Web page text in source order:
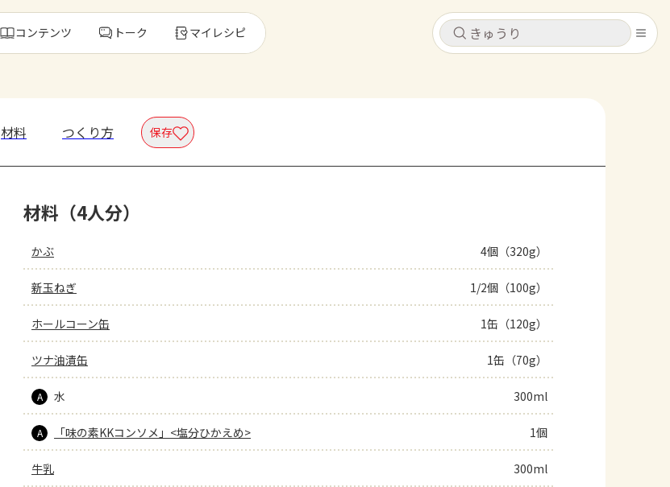
キャンセル
コンテンツ
レシピ
トーク
よくあるお問い合わせ
キャンセル
コンテンツ トーク マイレシピ
もっと見る
材料 つくり方 保存
材料（4人分）
かぶ 4個（320g）
新玉ねぎ 1/2個（100g）
ホールコーン缶 1缶（120g）
ツナ油漬缶 1缶（70g）
A 水 300ml
A 「味の素KKコンソメ」<塩分ひかえめ> 1個
牛乳 300ml